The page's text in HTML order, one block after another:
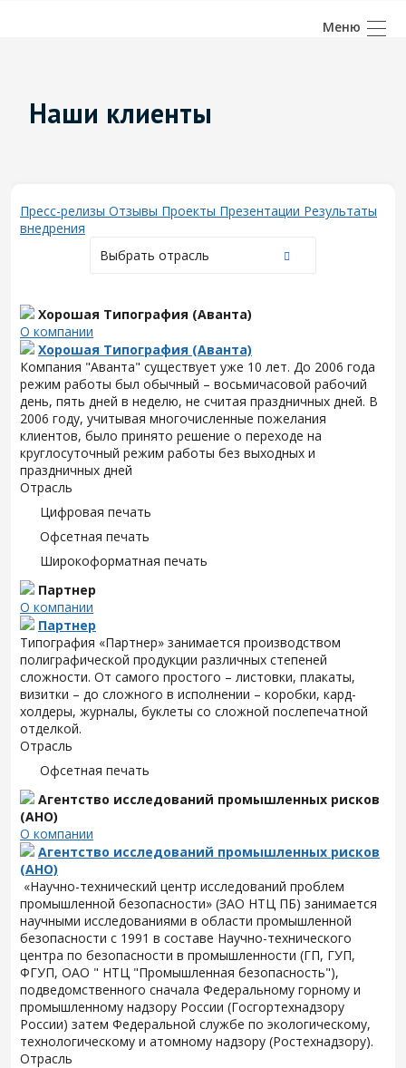
Наши клиенты
Пресс-релизы Отзывы Проекты Презентации Результаты
внедрения
Выбрать отрасль
Хорошая Типография (Аванта)
О компании
Хорошая Типография (Аванта)
Компания "Аванта" существует уже 10 лет. До 2006 года
режим работы был обычный – восьмичасовой рабочий
день, пять дней в неделю, не считая праздничных дней. В
2006 году, учитывая многочисленные пожелания
клиентов, было принято решение о переходе на
круглосуточный режим работы без выходных и
праздничных дней
Отрасль
Цифровая печать
Офсетная печать
Широкоформатная печать
Партнер
О компании
Партнер
Типография «Партнер» занимается производством
полиграфической продукции различных степеней
сложности. От самого простого – листовки, плакаты,
визитки – до сложного в исполнении – коробки, кард-
холдеры, журналы, буклеты со сложной послепечатной
отделкой.
Отрасль
Офсетная печать
Агентство исследований промышленных рисков
(АНО)
О компании
Агентство исследований промышленных рисков
(АНО)
«Научно-технический центр исследований проблем
промышленной безопасности» (ЗАО НТЦ ПБ) занимается
научными исследованиями в области промышленной
безопасности с 1991 в составе Научно-технического
центра по безопасности в промышленности (ГП, ГУП,
ФГУП, ОАО " НТЦ "Промышленная безопасность"),
подведомственного сначала Федеральному горному и
промышленному надзору России (Госгортехнадзору
России) затем Федеральной службе по экологическому,
технологическому и атомному надзору (Ростехнадзору).
Отрасль